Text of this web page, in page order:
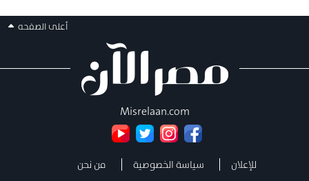
أعلى الصفحه
Misrelaan.com
للإعلان سياسة الخصوصية من نحن